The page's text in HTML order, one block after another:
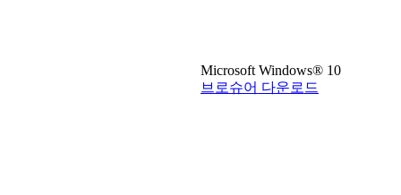
Microsoft Windows® 10
브로슈어 다운로드